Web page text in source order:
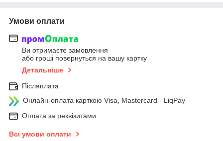
Умови оплати
Ви отримаєте замовлення
або гроші повернуться на вашу картку
Детальніше
Післяплата
Онлайн-оплата карткою Visa, Mastercard - LiqPay
Оплата за реквізитами
Всі умови оплати